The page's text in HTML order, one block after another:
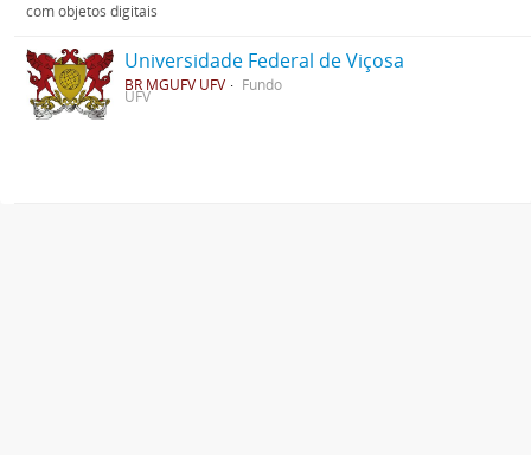
com objetos digitais
Universidade Federal de Viçosa
BR MGUFV UFV Fundo
UFV